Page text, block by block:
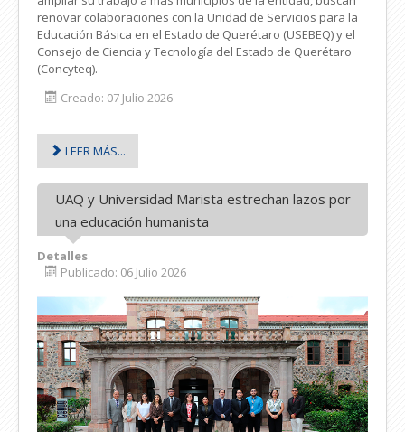
renovar colaboraciones con la Unidad de Servicios para la
Educación Básica en el Estado de Querétaro (USEBEQ) y el
Consejo de Ciencia y Tecnología del Estado de Querétaro
(Concyteq).
Creado: 07 Julio 2026
LEER MÁS...
UAQ y Universidad Marista estrechan lazos por
una educación humanista
Detalles
Publicado: 06 Julio 2026